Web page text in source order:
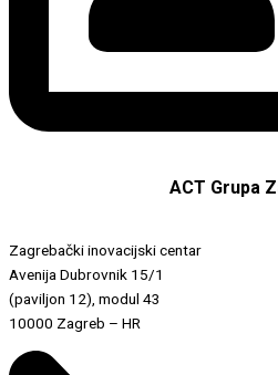
ACT Grupa
Zagrebački inovacijski centar
Avenija Dubrovnik 15/1
(paviljon 12), modul 43
10000 Zagreb – HR